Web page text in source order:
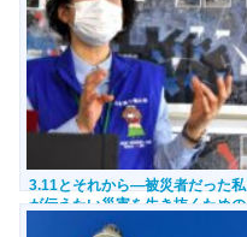
3.11とそれから―被災者だった私
が伝えたい災害を生き抜くための
「3つの教訓」とは（後編）【福